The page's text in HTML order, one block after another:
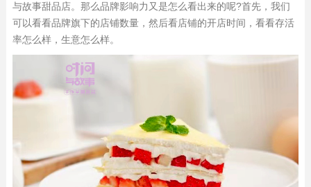
与故事甜品店。那么品牌影响力又是怎么看出来的呢?首先，我们
可以看看品牌旗下的店铺数量，然后看店铺的开店时间，看看存活
率怎么样，生意怎么样。